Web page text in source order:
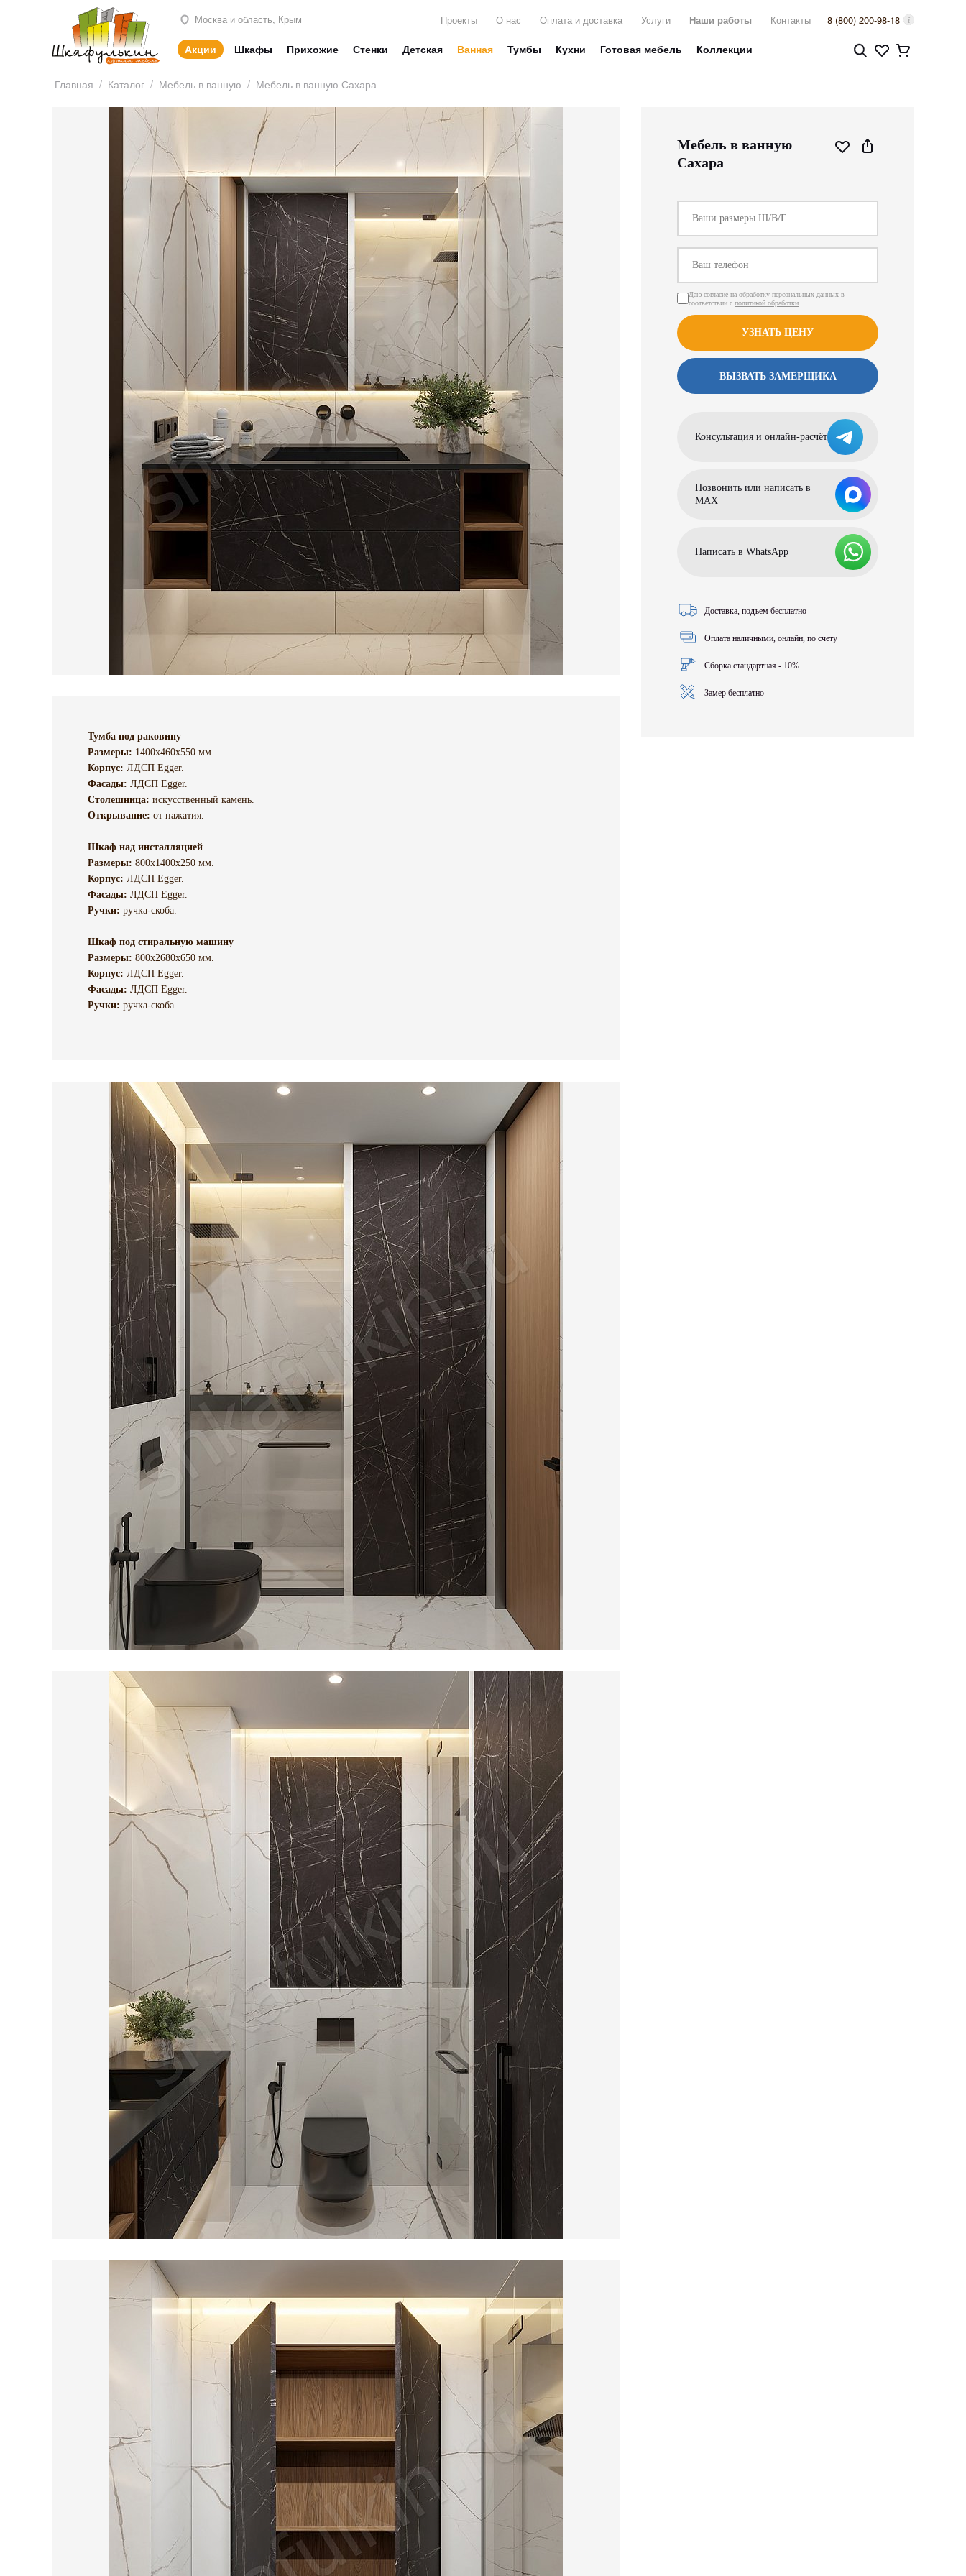
Москва и область, Крым Проекты О нас Оплата и доставка Услуги Наши работы Контакты 8 (800) 200-98-18
Акции Шкафы Прихожие Стенки Детская Ванная Тумбы Кухни Готовая мебель Коллекции
Главная / Каталог / Мебель в ванную / Мебель в ванную Сахара
Тумба под раковину
Размеры: 1400х460х550 мм.
Корпус: ЛДСП Egger.
Фасады: ЛДСП Egger.
Столешница: искусственный камень.
Открывание: от нажатия.
Шкаф над инсталляцией
Размеры: 800х1400х250 мм.
Корпус: ЛДСП Egger.
Фасады: ЛДСП Egger.
Ручки: ручка-скоба.
Шкаф под стиральную машину
Размеры: 800х2680х650 мм.
Корпус: ЛДСП Egger.
Фасады: ЛДСП Egger.
Ручки: ручка-скоба.
Мебель в ванную
Сахара
Даю согласие на обработку персональных данных в
соответствии с политикой обработки
УЗНАТЬ ЦЕНУ
ВЫЗВАТЬ ЗАМЕРЩИКА
Консультация и онлайн-расчёт
Позвонить или написать в
МАХ
Написать в WhatsApp
Доставка, подъем бесплатно
Оплата наличными, онлайн, по счету
Сборка стандартная - 10%
Замер бесплатно